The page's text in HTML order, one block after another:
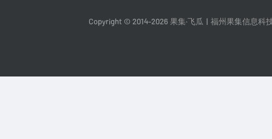
Copyright © 2014-2026 果集·飞瓜 福州果集信息科